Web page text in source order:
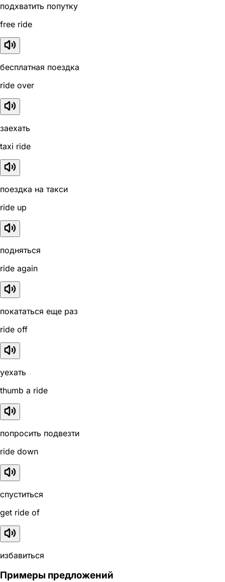
подхватить попутку
free ride
бесплатная поездка
ride over
заехать
taxi ride
поездка на такси
ride up
подняться
ride again
покататься еще раз
ride off
уехать
thumb a ride
попросить подвезти
ride down
спуститься
get ride of
избавиться
Примеры предложений